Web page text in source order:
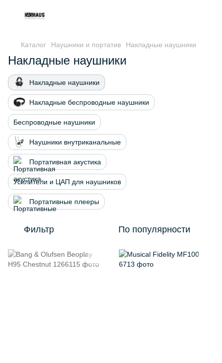
Каталог Наушники и портатив Накладные наушники
Накладные наушники
Накладные наушники
Накладные беспроводные наушники
Беспроводные наушники
Наушники внутриканальные
Портативная акустика
Усилители и ЦАП для наушников
Портативные плееры
Фильтр По популярности